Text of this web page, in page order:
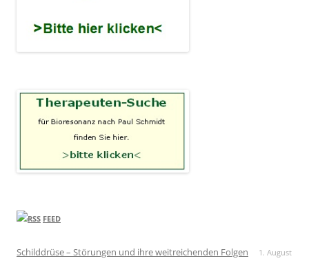
FEED
Schilddrüse – Störungen und ihre weitreichenden Folgen
1. August